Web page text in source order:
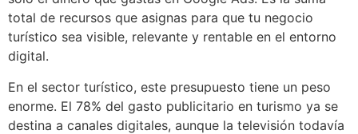
total de recursos que asignas para que tu negocio
turístico sea visible, relevante y rentable en el entorno
digital.
En el sector turístico, este presupuesto tiene un peso
enorme. El 78% del gasto publicitario en turismo ya se
destina a canales digitales, aunque la televisión todavía